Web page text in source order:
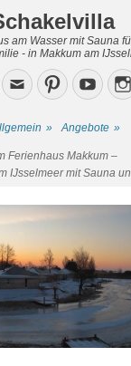
am Wasser mit Sauna
- in Makkum am
EmailPinterest
» Angebote »
Ferienhaus Makkum –
IJsselmeer mit Sauna